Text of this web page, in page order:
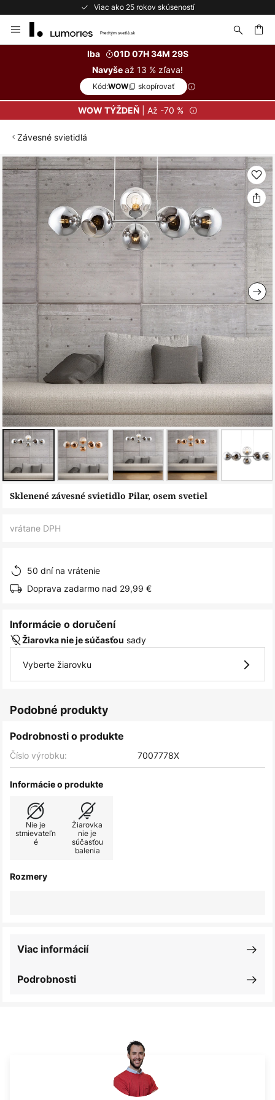
Viac ako 25 rokov skúseností
to
Iba
01D 07H 34M 29S
Navyšeaž 13 % zľava!
Kód:WOW skopírovať
WOW TÝŽDEŇ| Až -70 %
Závesné svietidlá
Preskočiť
na
koniec
galérie
obrázkov
Preskočiť
Sklenené závesné svietidlo Pilar, osem svetiel
vrátane DPH
50 dní na vrátenie
Doprava zadarmo nad 29,99 €
Informácie o doručení
Žiarovka nie je súčasťou sady
Vyberte žiarovku
Podobné produkty
Podrobnosti o produkte
Číslo výrobku: 7007778X
Informácie o produkte
Nie je
stmievateľn
é
Žiarovka
nie je
súčasťou
balenia
Rozmery
Podrobnosti
Viac informácií